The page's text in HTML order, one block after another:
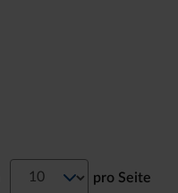
pro Seite